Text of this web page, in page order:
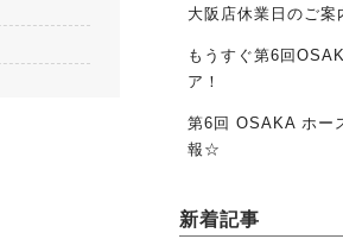
大阪店休業日のご案
もうすぐ第6回
ア！
第6回 OSAKA ホー
報☆
新着記事